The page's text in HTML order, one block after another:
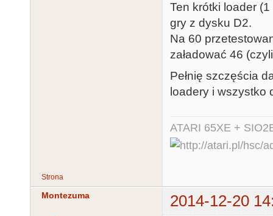
Ten krótki loader
gry z dysku D2.
Na 60
załadować 46
Pełnię szczęścia
loadery i wszystko
ATARI 65XE +
Strona
Montezuma 2014-12-20